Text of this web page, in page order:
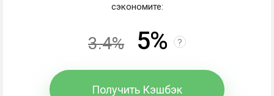
сэкономите:
3.4% 5% ?
Получить Кэшбэк